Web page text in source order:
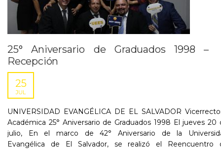
25° Aniversario de Graduados 1998 –
Recepción
25
JUL
UNIVERSIDAD EVANGÉLICA DE EL SALVADOR
Académica 25° Aniversario de Graduados 1998 El jueves 20
julio, En el marco de 42° Aniversario de la
Evangélica de El Salvador, se realizó el Reencuentro